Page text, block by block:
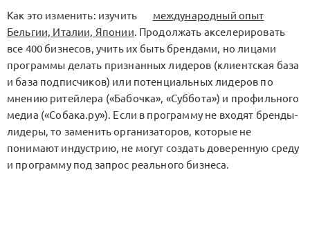
Как это изменить: изучить
международный опыт
Бельгии, Италии, Японии. Продолжать акселерировать
все 400 бизнесов, учить их быть брендами, но лицами
программы делать признанных лидеров (клиентская база
и база подписчиков) или потенциальных лидеров по
мнению ритейлера («Бабочка», «Суббота») и профильного
медиа («Собака.ру»). Если в программу не входят бренды-
лидеры, то заменить организаторов, которые не
понимают индустрию, не могут создать доверенную среду
и программу под запрос реального бизнеса.